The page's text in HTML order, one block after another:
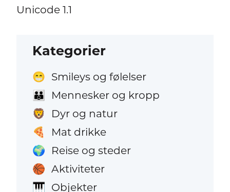
Unicode 1.1
Kategorier
😁 Smileys og følelser
👪 Mennesker og kropp
🦁 Dyr og natur
🍕 Mat drikke
🌍 Reise og steder
🏀 Aktiviteter
🎹 Objekter